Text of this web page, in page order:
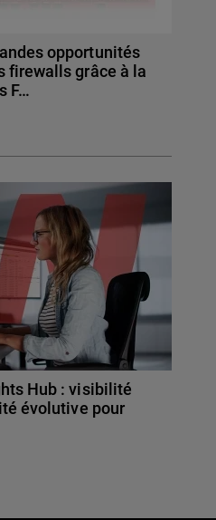
opportunités
firewalls grâce à la
F…
Hub : visibilité
évolutive pour